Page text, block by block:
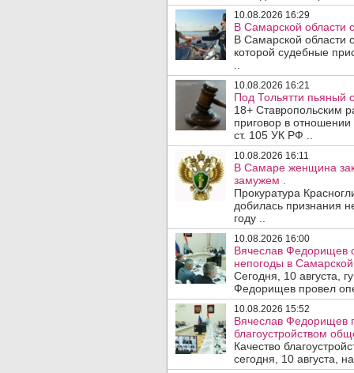
10.08.2026 16:29
В Самарской области
В Самарской области
которой судебные
10.08.2026 16:21
Под Тольятти пьяный
18+ Ставропольским
приговор в
ст. 105 УК РФ ..
10.08.2026 16:11
В Самаре женщина
замужем .
Прокуратура
добилась признания
году ..
10.08.2026 16:00
Вячеслав Федорищев
непогоды в
Сегодня, 10 августа,
Федорищев провел
10.08.2026 15:52
Вячеслав Федорищев
благоустройством
Качество
сегодня, 10 августа,